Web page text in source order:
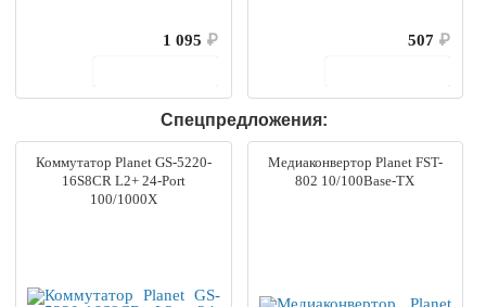
1 095 ₽
507 ₽
Спецпредложения:
Коммутатор Planet GS-5220-
16S8CR L2+ 24-Port
100/1000X
Медиаконвертор Planet FST-
802 10/100Base-TX